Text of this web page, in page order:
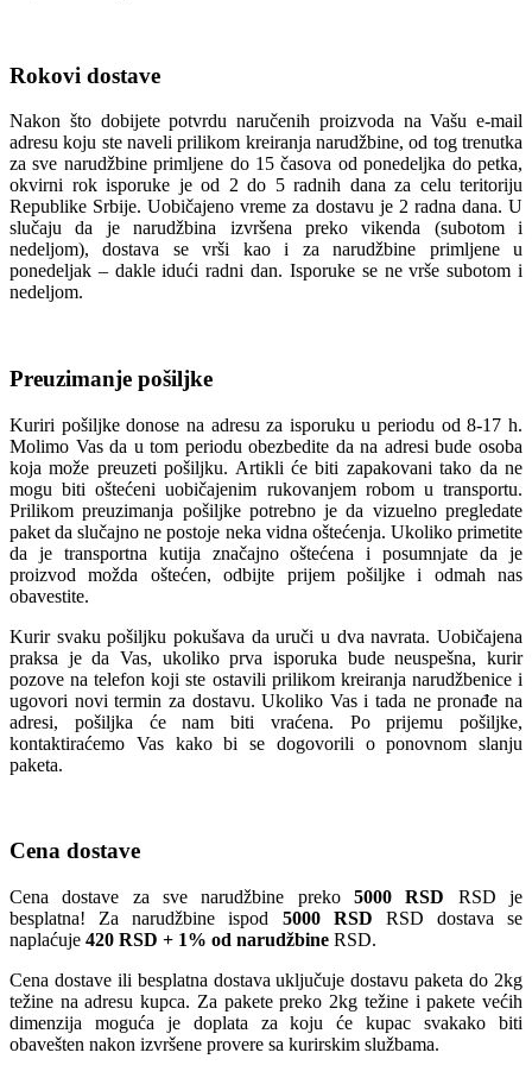
Rokovi dostave
Nakon što dobijete potvrdu naručenih proizvoda na Vašu e-mail
adresu koju ste naveli prilikom kreiranja narudžbine, od tog trenutka
za sve narudžbine primljene do 15 časova od ponedeljka do petka,
okvirni rok isporuke je od 2 do 5 radnih dana za celu teritoriju
Republike Srbije. Uobičajeno vreme za dostavu je 2 radna dana. U
slučaju da je narudžbina izvršena preko vikenda (subotom i
nedeljom), dostava se vrši kao i za narudžbine primljene u
ponedeljak – dakle idući radni dan. Isporuke se ne vrše subotom i
nedeljom.
Preuzimanje pošiljke
Kuriri pošiljke donose na adresu za isporuku u periodu od 8-17 h.
Molimo Vas da u tom periodu obezbedite da na adresi bude osoba
koja može preuzeti pošiljku. Artikli će biti zapakovani tako da ne
mogu biti oštećeni uobičajenim rukovanjem robom u transportu.
Prilikom preuzimanja pošiljke potrebno je da vizuelno pregledate
paket da slučajno ne postoje neka vidna oštećenja. Ukoliko primetite
da je transportna kutija značajno oštećena i posumnjate da je
proizvod možda oštećen, odbijte prijem pošiljke i odmah nas
obavestite.
Kurir svaku pošiljku pokušava da uruči u dva navrata. Uobičajena
praksa je da Vas, ukoliko prva isporuka bude neuspešna, kurir
pozove na telefon koji ste ostavili prilikom kreiranja narudžbenice i
ugovori novi termin za dostavu. Ukoliko Vas i tada ne pronađe na
adresi, pošiljka će nam biti vraćena. Po prijemu pošiljke,
kontaktiraćemo Vas kako bi se dogovorili o ponovnom slanju
paketa.
Cena dostave
Cena dostave za sve narudžbine preko 5000 RSD RSD je
besplatna! Za narudžbine ispod 5000 RSD RSD dostava se
naplaćuje 420 RSD + 1% od narudžbine RSD.
Cena dostave ili besplatna dostava uključuje dostavu paketa do 2kg
težine na adresu kupca. Za pakete preko 2kg težine i pakete većih
dimenzija moguća je doplata za koju će kupac svakako biti
obavešten nakon izvršene provere sa kurirskim službama.